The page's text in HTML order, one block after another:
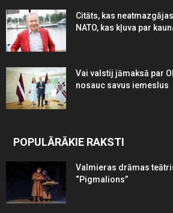
Citāts, kas
NATO, kas kļuva par
Vai valstij jāmaksā par
nosauc savus iemeslus
POPULĀRĀKIE RAKSTI
Valmieras drāmas
“Pigmalions”